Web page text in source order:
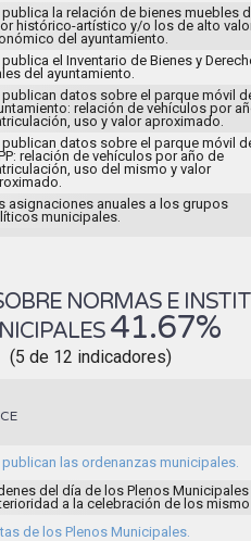
publica la relación de bienes muebles
histórico-artístico y/o los de alto
del ayuntamiento.
publica el Inventario de Bienes y
del ayuntamiento.
publican datos sobre el parque móvil
relación de vehículos por
uso y valor aproximado.
publican datos sobre el parque móvil
relación de vehículos por año de
uso del mismo y valor
asignaciones anuales a los grupos
municipales.
NORMAS E
41.67%
(5 de 12 indicadores)
publican las ordenanzas municipales.
del día de los Plenos
a la celebración de los
de los Plenos Municipales.